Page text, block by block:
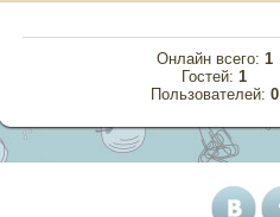
Онлайн всего: 1
Гостей:1
Пользователей: 0